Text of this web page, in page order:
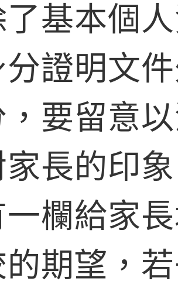
了基本個
分證明文
，要留意
家長的印
一欄給家
的期望，